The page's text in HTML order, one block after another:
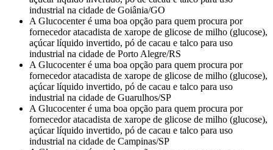
industrial na cidade de Goiânia/GO
A Glucocenter é uma boa opção para quem procura por
fornecedor atacadista de xarope de glicose de milho (glucose),
açúcar líquido invertido, pó de cacau e talco para uso
industrial na cidade de Porto Alegre/RS
A Glucocenter é uma boa opção para quem procura por
fornecedor atacadista de xarope de glicose de milho (glucose),
açúcar líquido invertido, pó de cacau e talco para uso
industrial na cidade de Guarulhos/SP
A Glucocenter é uma boa opção para quem procura por
fornecedor atacadista de xarope de glicose de milho (glucose),
açúcar líquido invertido, pó de cacau e talco para uso
industrial na cidade de Campinas/SP